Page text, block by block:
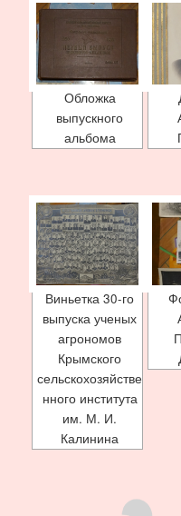
Обложка
выпускного
альбома
Виньетка 30-го
выпуска ученых
агрономов
Крымского
сельскохозяйстве
нного института
им. М. И.
Калинина